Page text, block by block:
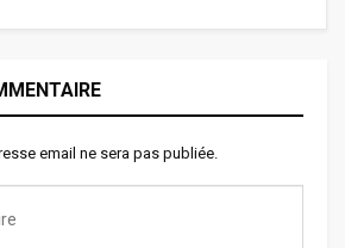
email ne sera pas publiée.